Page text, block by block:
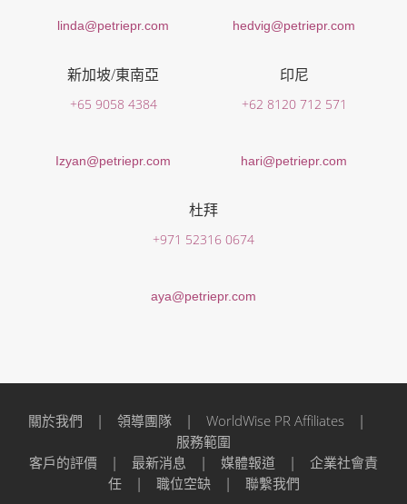
linda@petriepr.com hedvig@petriepr.com
新加坡/東南亞
+65 9058 4384
Izyan@petriepr.com
印尼
+62 8120 712 571
hari@petriepr.com
杜拜
+971 52316 0674
aya@petriepr.com
關於我們 | 領導團隊 | WorldWise PR Affiliates |
服務範圍
客戶的評價 | 最新消息 | 媒體報道 | 企業社會責
任| 職位空缺| 聯繫我們